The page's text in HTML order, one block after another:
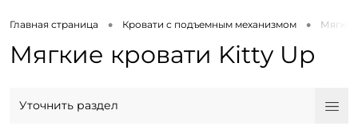
Главная страница • Кровати с подъемным механизмом •
Мягкие кровати Kitty Up
Уточнить раздел